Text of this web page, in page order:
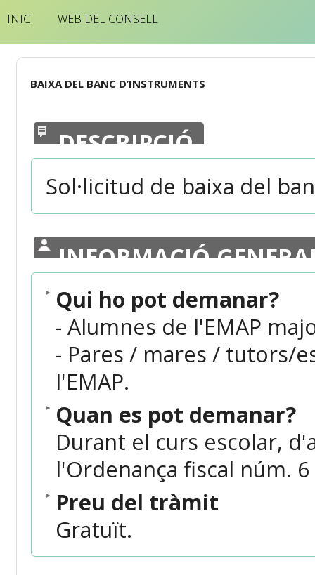
INICI WEB DEL CONSELL
BAIXA DEL BANC D’INSTRUMENTS
DESCRIPCIÓ
Sol·licitud de baixa del
INFORMACIÓ
Qui ho pot demanar?
- Alumnes de l'EMAP
- Pares / mares / tutors/
l'EMAP.
Quan es pot demanar?
Durant el curs escolar,
l'Ordenança fiscal núm. 6
Preu del tràmit
Gratuït.